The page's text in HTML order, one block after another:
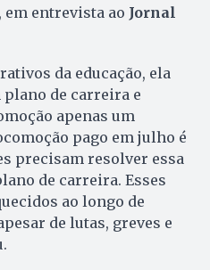
entrevista ao Jornal
da educação, ela
plano de carreira e
apenas um
pago em julho é
precisam resolver essa
de carreira. Esses
ao longo de
de lutas, greves e